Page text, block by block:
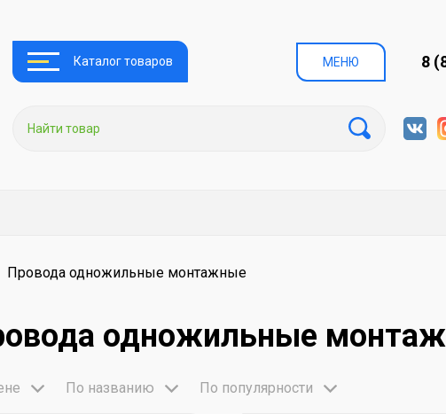
Каталог товаров МЕНЮ 8
Провода одножильные монтажные
одножильные
По названию По популярности